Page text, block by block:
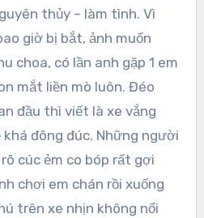
thủy – làm tình. Vì
giờ bị bắt, ảnh muốn
choa, có lần anh gặp 1 em
mắt liền mò luôn. Đéo
đầu thì viết là xe vắng
đông đúc. Những người
cúc ẻm co bóp rất gợi
chơi em chán rồi xuống
trên xe nhịn không nổi